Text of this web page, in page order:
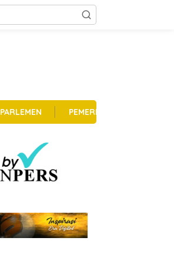
PARLEMEN PEMERINTAHAN